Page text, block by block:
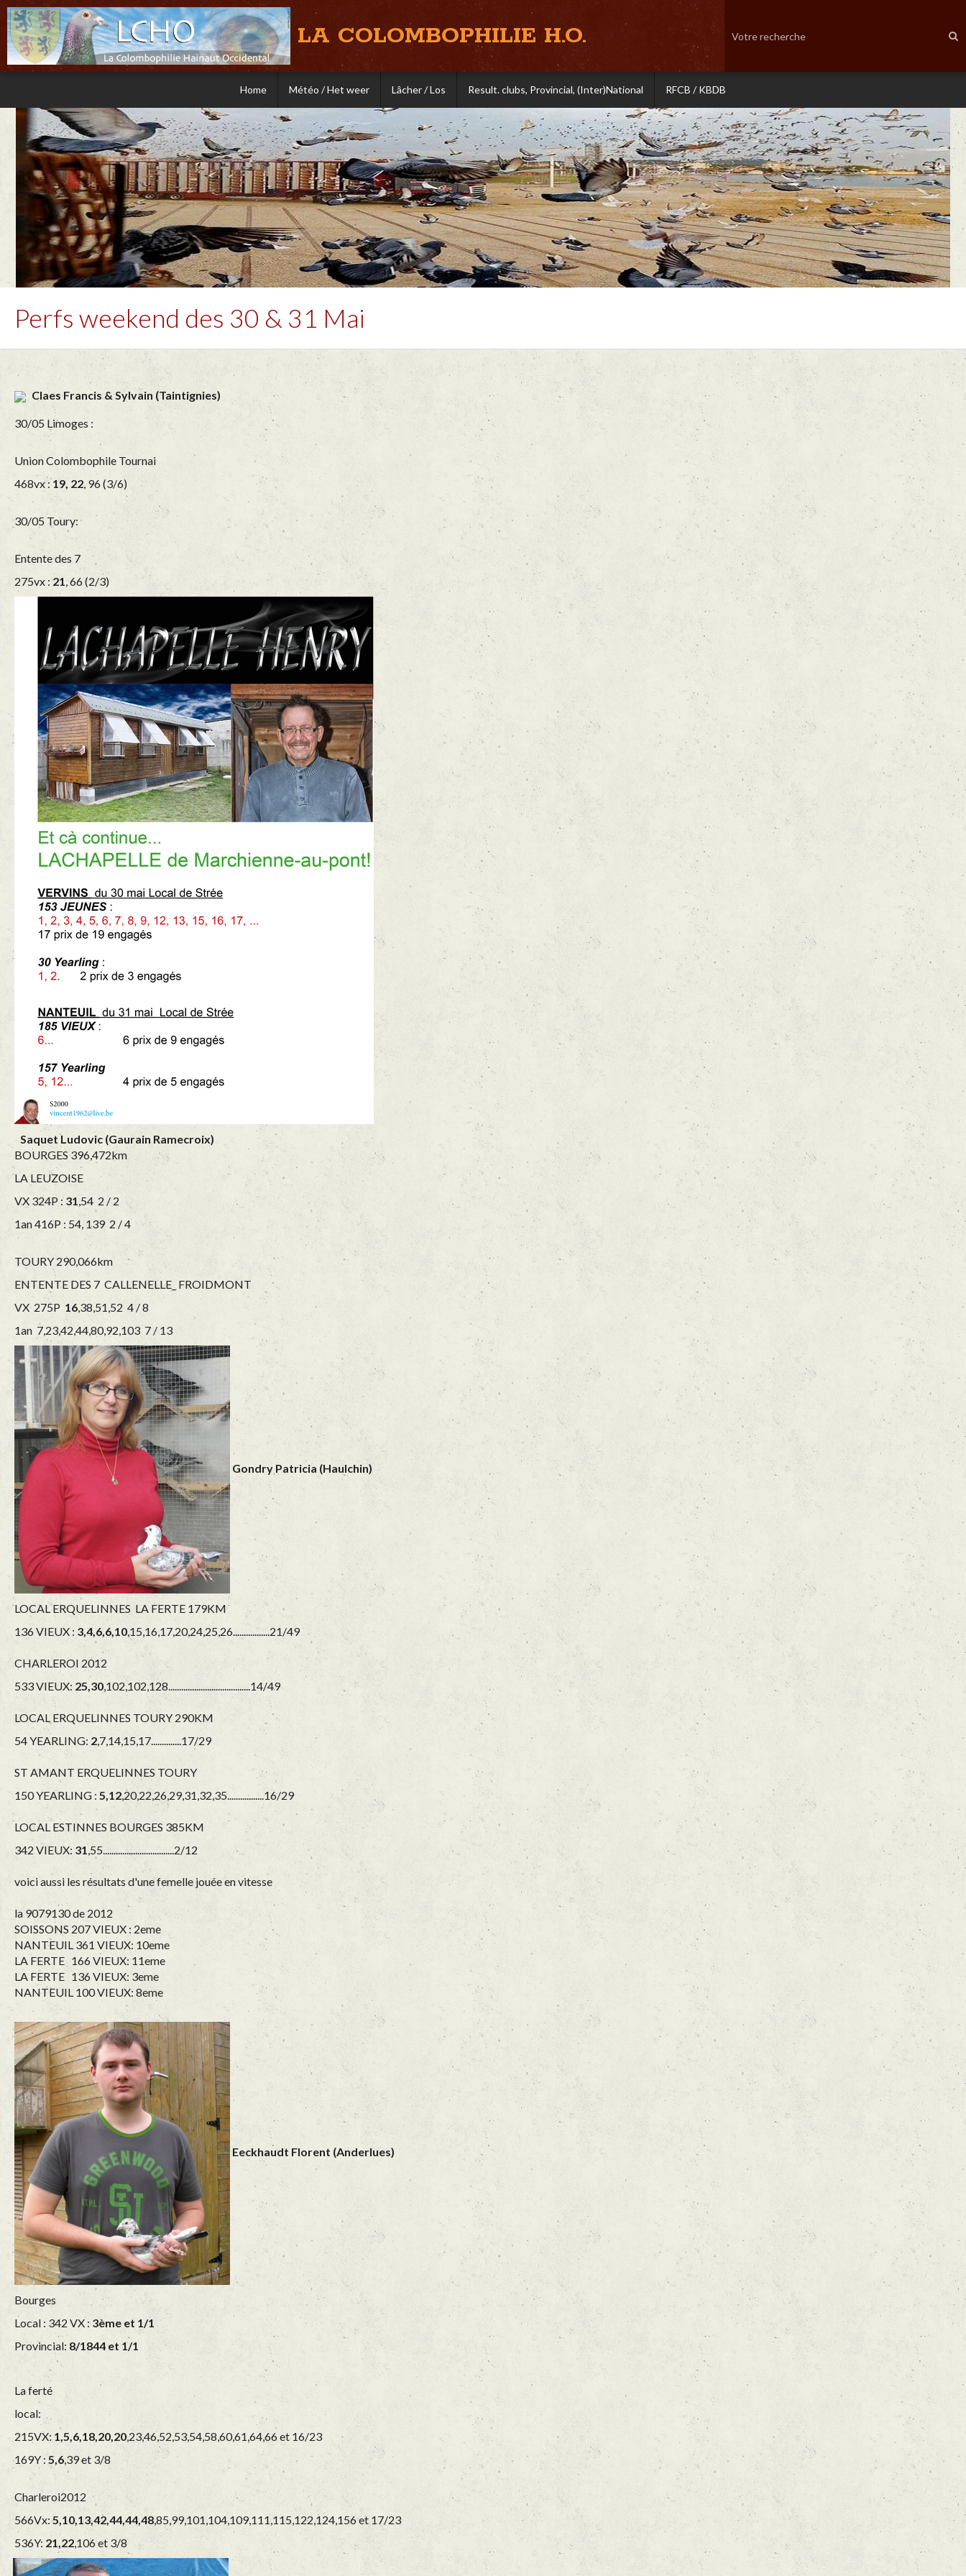
LA COLOMBOPHILIE H.O.
Home Météo / Het weer Lâcher / Los Result. clubs, Provincial, (Inter)National RFCB / KBDB
Perfs weekend des 30 & 31 Mai
Claes Francis & Sylvain (Taintignies)
30/05 Limoges :
Union Colombophile Tournai
468vx :19, 22, 96 (3/6)
30/05 Toury:
Entente des 7
275vx :21, 66 (2/3)
Saquet Ludovic (Gaurain Ramecroix)
BOURGES 396,472km
LA LEUZOISE
VX 324P : 31,54 2 / 2
1an 416P : 54, 139 2 / 4
TOURY 290,066km
ENTENTE DES 7 CALLENELLE_ FROIDMONT
VX 275P 16,38,51,52 4 / 8
1an 7,23,42,44,80,92,103 7 / 13
Gondry Patricia (Haulchin)
LOCAL ERQUELINNES LA FERTE 179KM
136 VIEUX : 3,4,6,6,10,15,16,17,20,24,25,26.................21/49
CHARLEROI 2012
533 VIEUX: 25,30,102,102,128......................................14/49
LOCAL ERQUELINNES TOURY 290KM
54 YEARLING: 2,7,14,15,17..............17/29
ST AMANT ERQUELINNES TOURY
150 YEARLING : 5,12,20,22,26,29,31,32,35.................16/29
LOCAL ESTINNES BOURGES 385KM
342 VIEUX: 31,55.................................2/12
voici aussi les résultats d'une femelle jouée en vitesse
la 9079130 de 2012
SOISSONS 207 VIEUX : 2eme
NANTEUIL 361 VIEUX: 10eme
LA FERTE 166 VIEUX: 11eme
LA FERTE 136 VIEUX: 3eme
NANTEUIL 100 VIEUX: 8eme
Eeckhaudt Florent (Anderlues)
Bourges
Local : 342 VX :3ème et 1/1
Provincial: 8/1844 et 1/1
La ferté
local:
215VX: 1,5,6,18,20,20,23,46,52,53,54,58,60,61,64,66 et 16/23
169Y :5,6,39 et 3/8
Charleroi2012
566Vx:5,10,13,42,44,44,48,85,99,101,104,109,111,115,122,124,156 et 17/23
536Y: 21,22,106 et 3/8